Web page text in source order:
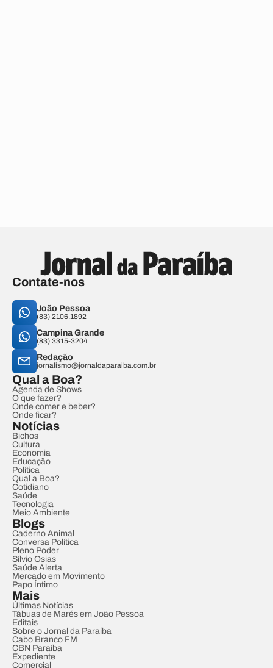
Contate-nos
João Pessoa
(83) 2106.1892
Campina Grande
(83) 3315-3204
Redação
jornalismo@jornaldaparaiba.com.br
Qual a Boa?
Agenda de Shows
O que fazer?
Onde comer e beber?
Onde ficar?
Notícias
Bichos
Cultura
Economia
Educação
Política
Qual a Boa?
Cotidiano
Saúde
Tecnologia
Meio Ambiente
Blogs
Caderno Animal
Conversa Política
Pleno Poder
Sílvio Osias
Saúde Alerta
Mercado em Movimento
Papo Íntimo
Mais
Últimas Notícias
Tábuas de Marés em João Pessoa
Editais
Sobre o Jornal da Paraíba
Cabo Branco FM
CBN Paraíba
Expediente
Comercial